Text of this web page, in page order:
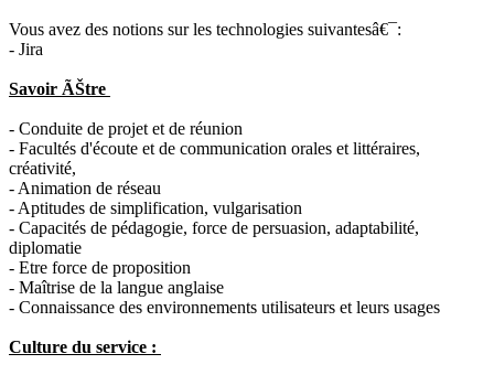
Vous avez des notions sur les technologies suivantesâ€¯:
- Jira
Savoir ÃŠtre
- Conduite de projet et de réunion
- Facultés d'écoute et de communication orales et littéraires,
créativité,
- Animation de réseau
- Aptitudes de simplification, vulgarisation
- Capacités de pédagogie, force de persuasion, adaptabilité,
diplomatie
- Etre force de proposition
- Maîtrise de la langue anglaise
- Connaissance des environnements utilisateurs et leurs usages
Culture du service :